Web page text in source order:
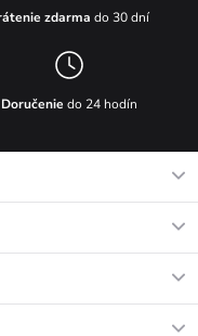
zdarma do 30 dní
Doručenie do 24 hodín